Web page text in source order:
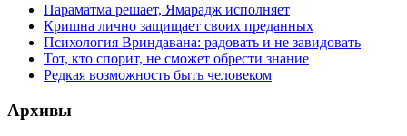
Параматма решает, Ямарадж исполняет
Кришна лично защищает своих преданных
Психология Вриндавана: радовать и не завидовать
Тот, кто спорит, не сможет обрести знание
Редкая возможность быть человеком
Архивы